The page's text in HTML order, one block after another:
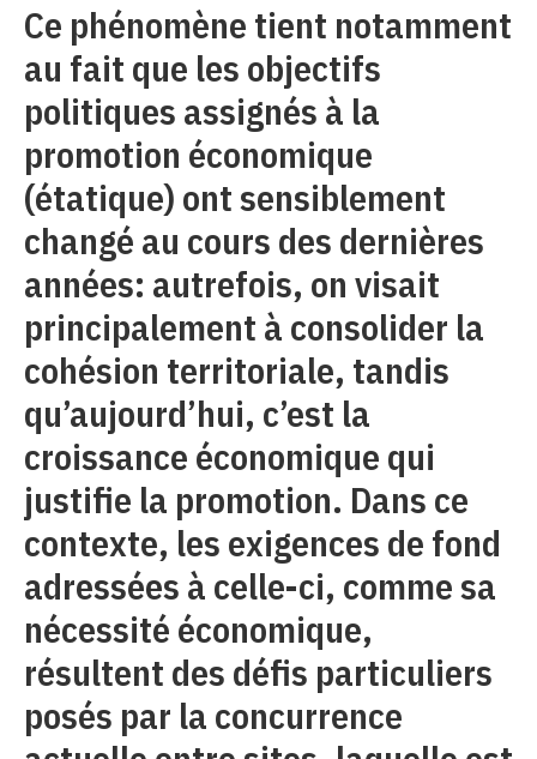
Ce phénomène tient notamment
au fait que les objectifs
politiques assignés à la
promotion économique
(étatique) ont sensiblement
changé au cours des dernières
années: autrefois, on visait
principalement à consolider la
cohésion territoriale, tandis
qu’aujourd’hui, c’est la
croissance économique qui
justifie la promotion. Dans ce
contexte, les exigences de fond
adressées à celle-ci, comme sa
nécessité économique,
résultent des défis particuliers
posés par la concurrence